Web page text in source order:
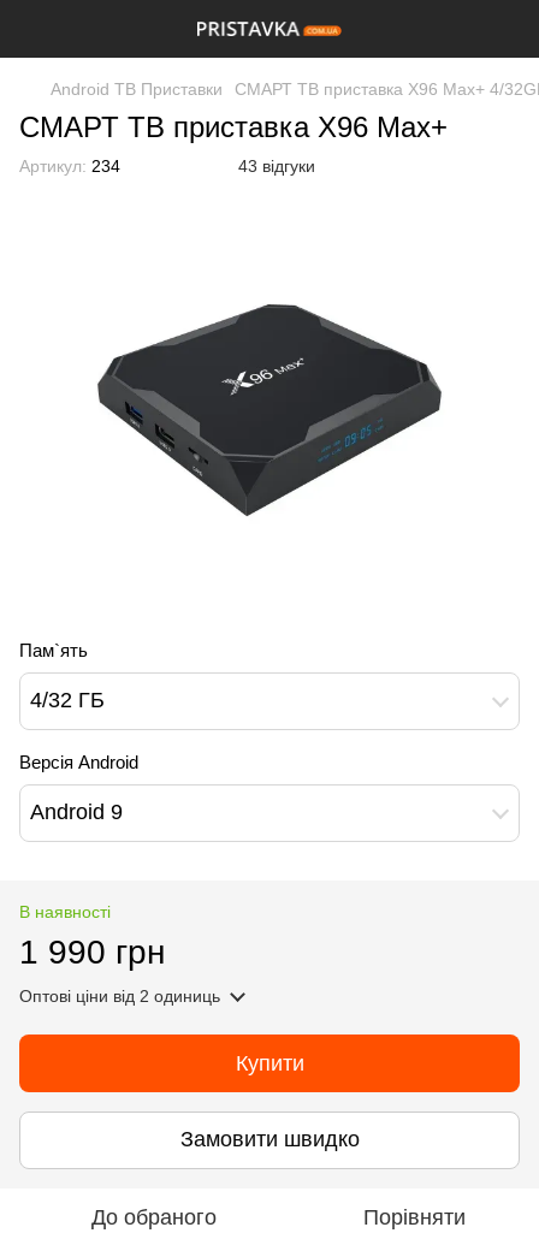
Android ТВ Приставки СМАРТ ТВ приставка X96 Max+ 4/
СМАРТ ТВ приставка X96 Max+
Артикул: 234 43 відгуки
Пам`ять
4/32 ГБ
Версія Android
Android 9
В наявності
1 990 грн
Оптові ціни від 2 одиниць
Купити
Замовити швидко
До обраного Порівняти